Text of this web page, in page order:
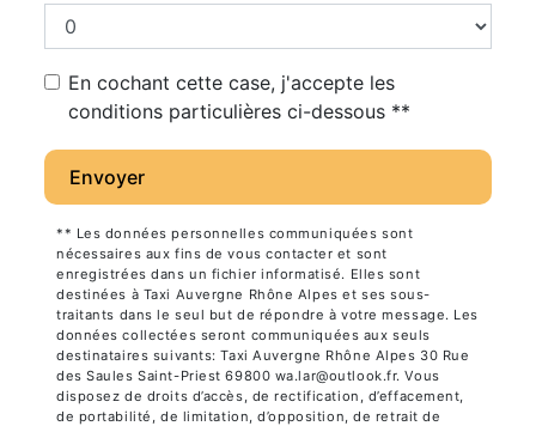
En cochant cette case, j'accepte les
conditions particulières ci-dessous **
Envoyer
** Les données personnelles communiquées sont
nécessaires aux fins de vous contacter et sont
enregistrées dans un fichier informatisé. Elles sont
destinées à Taxi Auvergne Rhône Alpes et ses sous-
traitants dans le seul but de répondre à votre message. Les
données collectées seront communiquées aux seuls
destinataires suivants: Taxi Auvergne Rhône Alpes 30 Rue
des Saules Saint-Priest 69800 wa.lar@outlook.fr. Vous
disposez de droits d’accès, de rectification, d’effacement,
de portabilité, de limitation, d’opposition, de retrait de